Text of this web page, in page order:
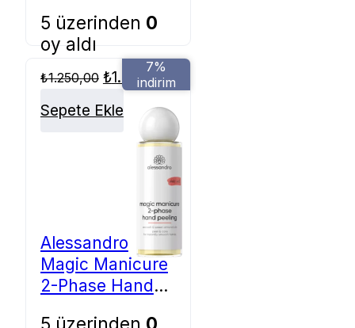
5 üzerinden 0
oy aldı
₺1.250,00 Orijinal
fiyat:
₺1.250,00.
₺1.200,00
andaki
₺1.200,00.
Sepete Ekle
7%
indirim
Alessandro
Magic Manicure
2-Phase Hand
5 üzerinden 0